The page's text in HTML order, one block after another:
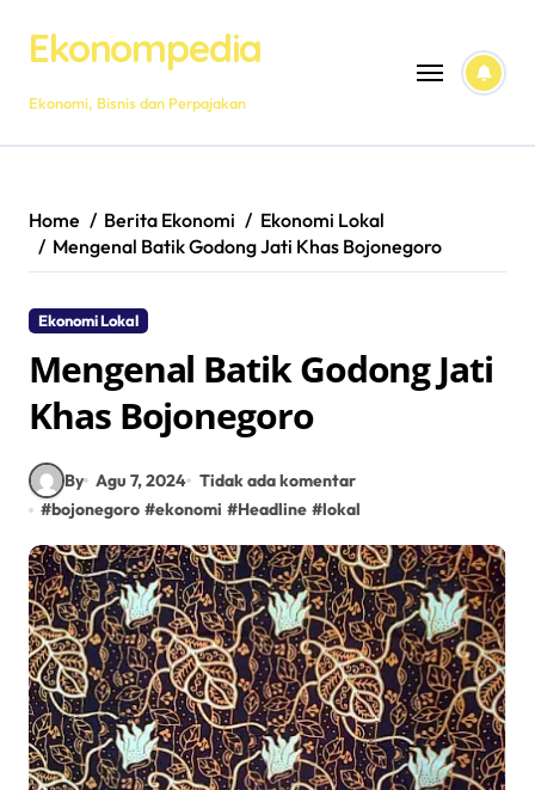
contentEkonompedia
Ekonomi, Bisnis dan Perpajakan
Home Berita Ekonomi
Ekonomi Lokal
Mengenal Batik Godong Jati Khas Bojonegoro
Ekonomi Lokal
Mengenal Batik Godong Jati
Khas Bojonegoro
By Agu 7, 2024 Tidak ada komentar
#bojonegoro #ekonomi #Headline #lokal